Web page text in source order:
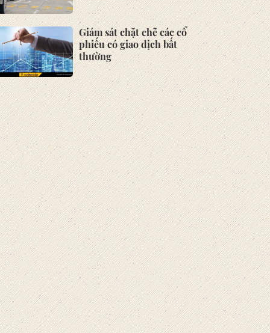
Giám sát chặt chẽ các cổ
phiếu có giao dịch bất
thường